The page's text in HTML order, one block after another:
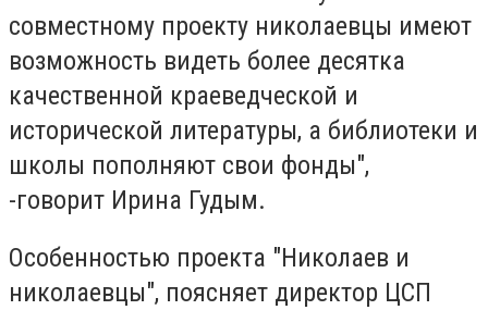
совместному проекту николаевцы имеют
возможность видеть более десятка
качественной краеведческой и
исторической литературы, а библиотеки и
школы пополняют свои фонды",
-говорит Ирина Гудым.
Особенностью проекта "Николаев и
николаевцы", поясняет директор ЦСП